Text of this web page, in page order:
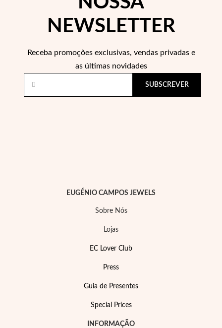
Wedding Season
NEWSLETTER
Receba promoções exclusivas, vendas privadas e
as últimas novidades
SUBSCREVER
EUGÉNIO CAMPOS JEWELS
Sobre Nós
Lojas
EC Lover Club
Press
Guia de Presentes
Special Prices
INFORMAÇÃO